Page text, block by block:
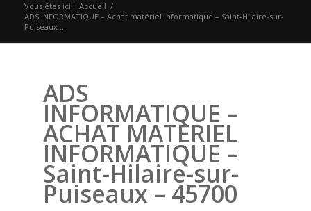
Vous êtes ici : Accueil /
ADS INFORMATIQUE – Achat matériel informatique – Saint-Hilaire-sur-
Puiseaux ...
ADS
INFORMATIQUE –
ACHAT MATERIEL
INFORMATIQUE –
Saint-Hilaire-sur-
Puiseaux – 45700